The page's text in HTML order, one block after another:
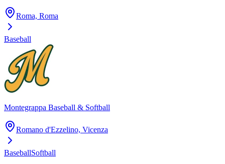
Roma, Roma
Baseball
Montegrappa Baseball & Softball
Romano d'Ezzelino, Vicenza
BaseballSoftball